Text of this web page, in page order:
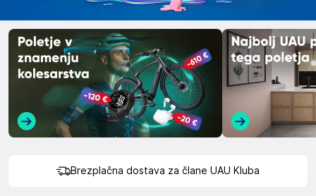
Brezplačna dostava za člane UAU Kluba